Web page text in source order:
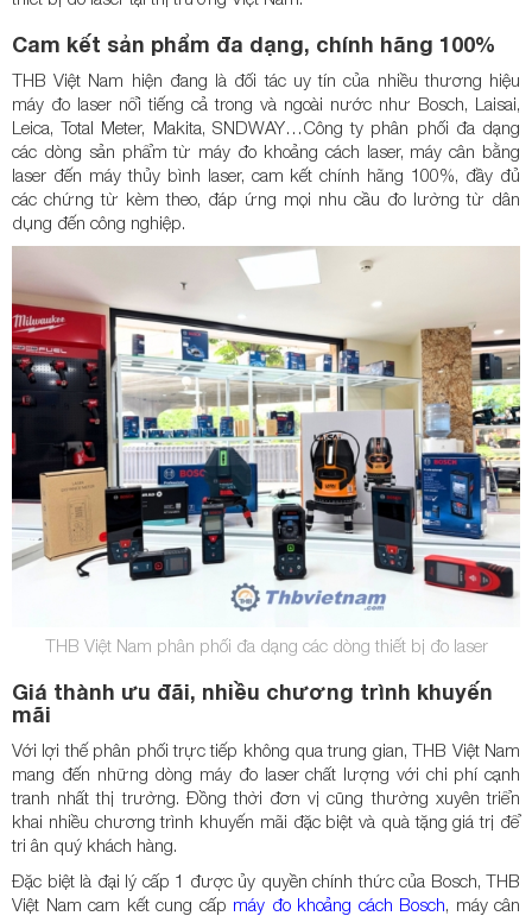
Cam kết sản phẩm đa dạng, chính hãng 100%
THB Việt Nam hiện đang là đối tác uy tín của nhiều thương hiệu
máy đo laser nổi tiếng cả trong và ngoài nước như Bosch, Laisai,
Leica, Total Meter, Makita, SNDWAY…Công ty phân phối đa dạng
các dòng sản phẩm từ máy đo khoảng cách laser, máy cân bằng
laser đến máy thủy bình laser, cam kết chính hãng 100%, đầy đủ
các chứng từ kèm theo, đáp ứng mọi nhu cầu đo lường từ dân
dụng đến công nghiệp.
THB Việt Nam phân phối đa dạng các dòng thiết bị đo laser
Giá thành ưu đãi, nhiều chương trình khuyến
mãi
Với lợi thế phân phối trực tiếp không qua trung gian, THB Việt Nam
mang đến những dòng máy đo laser chất lượng với chi phí cạnh
tranh nhất thị trường. Đồng thời đơn vị cũng thường xuyên triển
khai nhiều chương trình khuyến mãi đặc biệt và quà tặng giá trị để
tri ân quý khách hàng.
Đặc biệt là đại lý cấp 1 được ủy quyền chính thức của Bosch, THB
Việt Nam cam kết cung cấp máy đo khoảng cách Bosch, máy cân